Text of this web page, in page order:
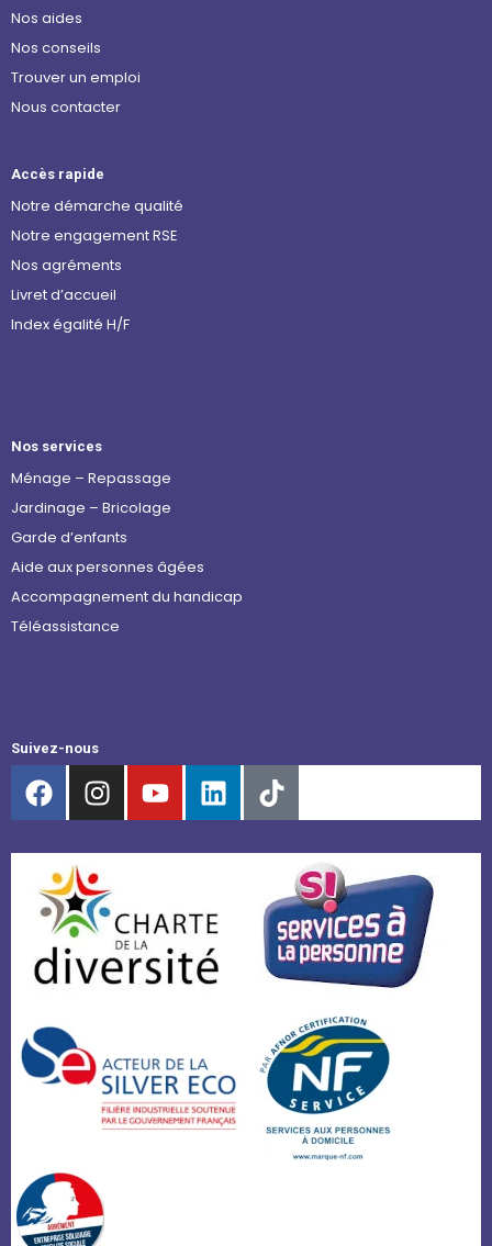
Nos aides
Nos conseils
Trouver un emploi
Nous contacter
Accès rapide
Notre démarche qualité
Notre engagement RSE
Nos agréments
Livret d’accueil
Index égalité H/F
Nos services
Ménage – Repassage
Jardinage – Bricolage
Garde d’enfants
Aide aux personnes âgées
Accompagnement du handicap
Téléassistance
Suivez-nous